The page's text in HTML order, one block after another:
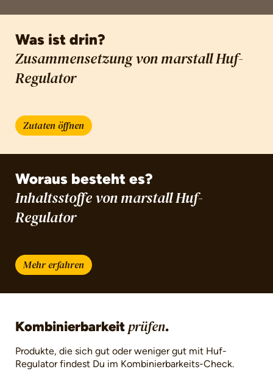
Was ist drin?
Zusammensetzung von marstall Huf-
Regulator
Zutaten öffnen
Woraus besteht es?
Inhaltsstoffe von marstall Huf-
Regulator
Mehr erfahren
Kombinierbarkeitprüfen.
Produkte, die sich gut oder weniger gut mit Huf-
Regulator findest Du im Kombinierbarkeits-Check.